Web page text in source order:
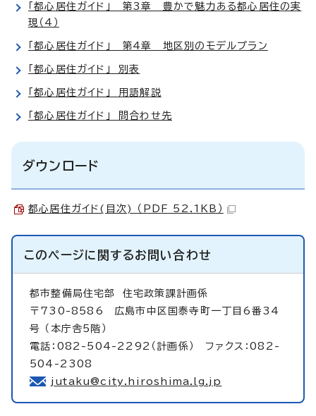
「都心居住ガイド」 第3章 豊かで魅力ある都心居住の実
現（4）
「都心居住ガイド」 第4章 地区別のモデルプラン
「都心居住ガイド」 別表
「都心居住ガイド」 用語解説
「都心居住ガイド」 問合わせ先
ダウンロード
都心居住ガイド(目次) （PDF 52.1KB）
このページに関するお問い合わせ
都市整備局住宅部 住宅政策課計画係
〒730-8586 広島市中区国泰寺町一丁目6番34
号 （本庁舎5階）
電話：082-504-2292（計画係） ファクス：082-
504-2308
jutaku@city.hiroshima.lg.jp